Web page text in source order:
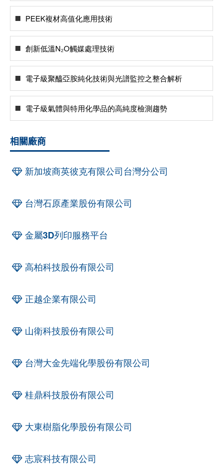
PEEK複材高值化應用技術
創新低溫N₂O觸媒處理技術
電子級聚醯亞胺純化技術與光譜監控之整合解析
電子級氣體與特用化學品的高純度檢測趨勢
相關廠商
新加坡商英彼克有限公司台灣分公司
台灣石原產業股份有限公司
金屬3D列印服務平台
高柏科技股份有限公司
正越企業有限公司
山衛科技股份有限公司
台灣大金先端化學股份有限公司
桂鼎科技股份有限公司
大東樹脂化學股份有限公司
志宸科技有限公司